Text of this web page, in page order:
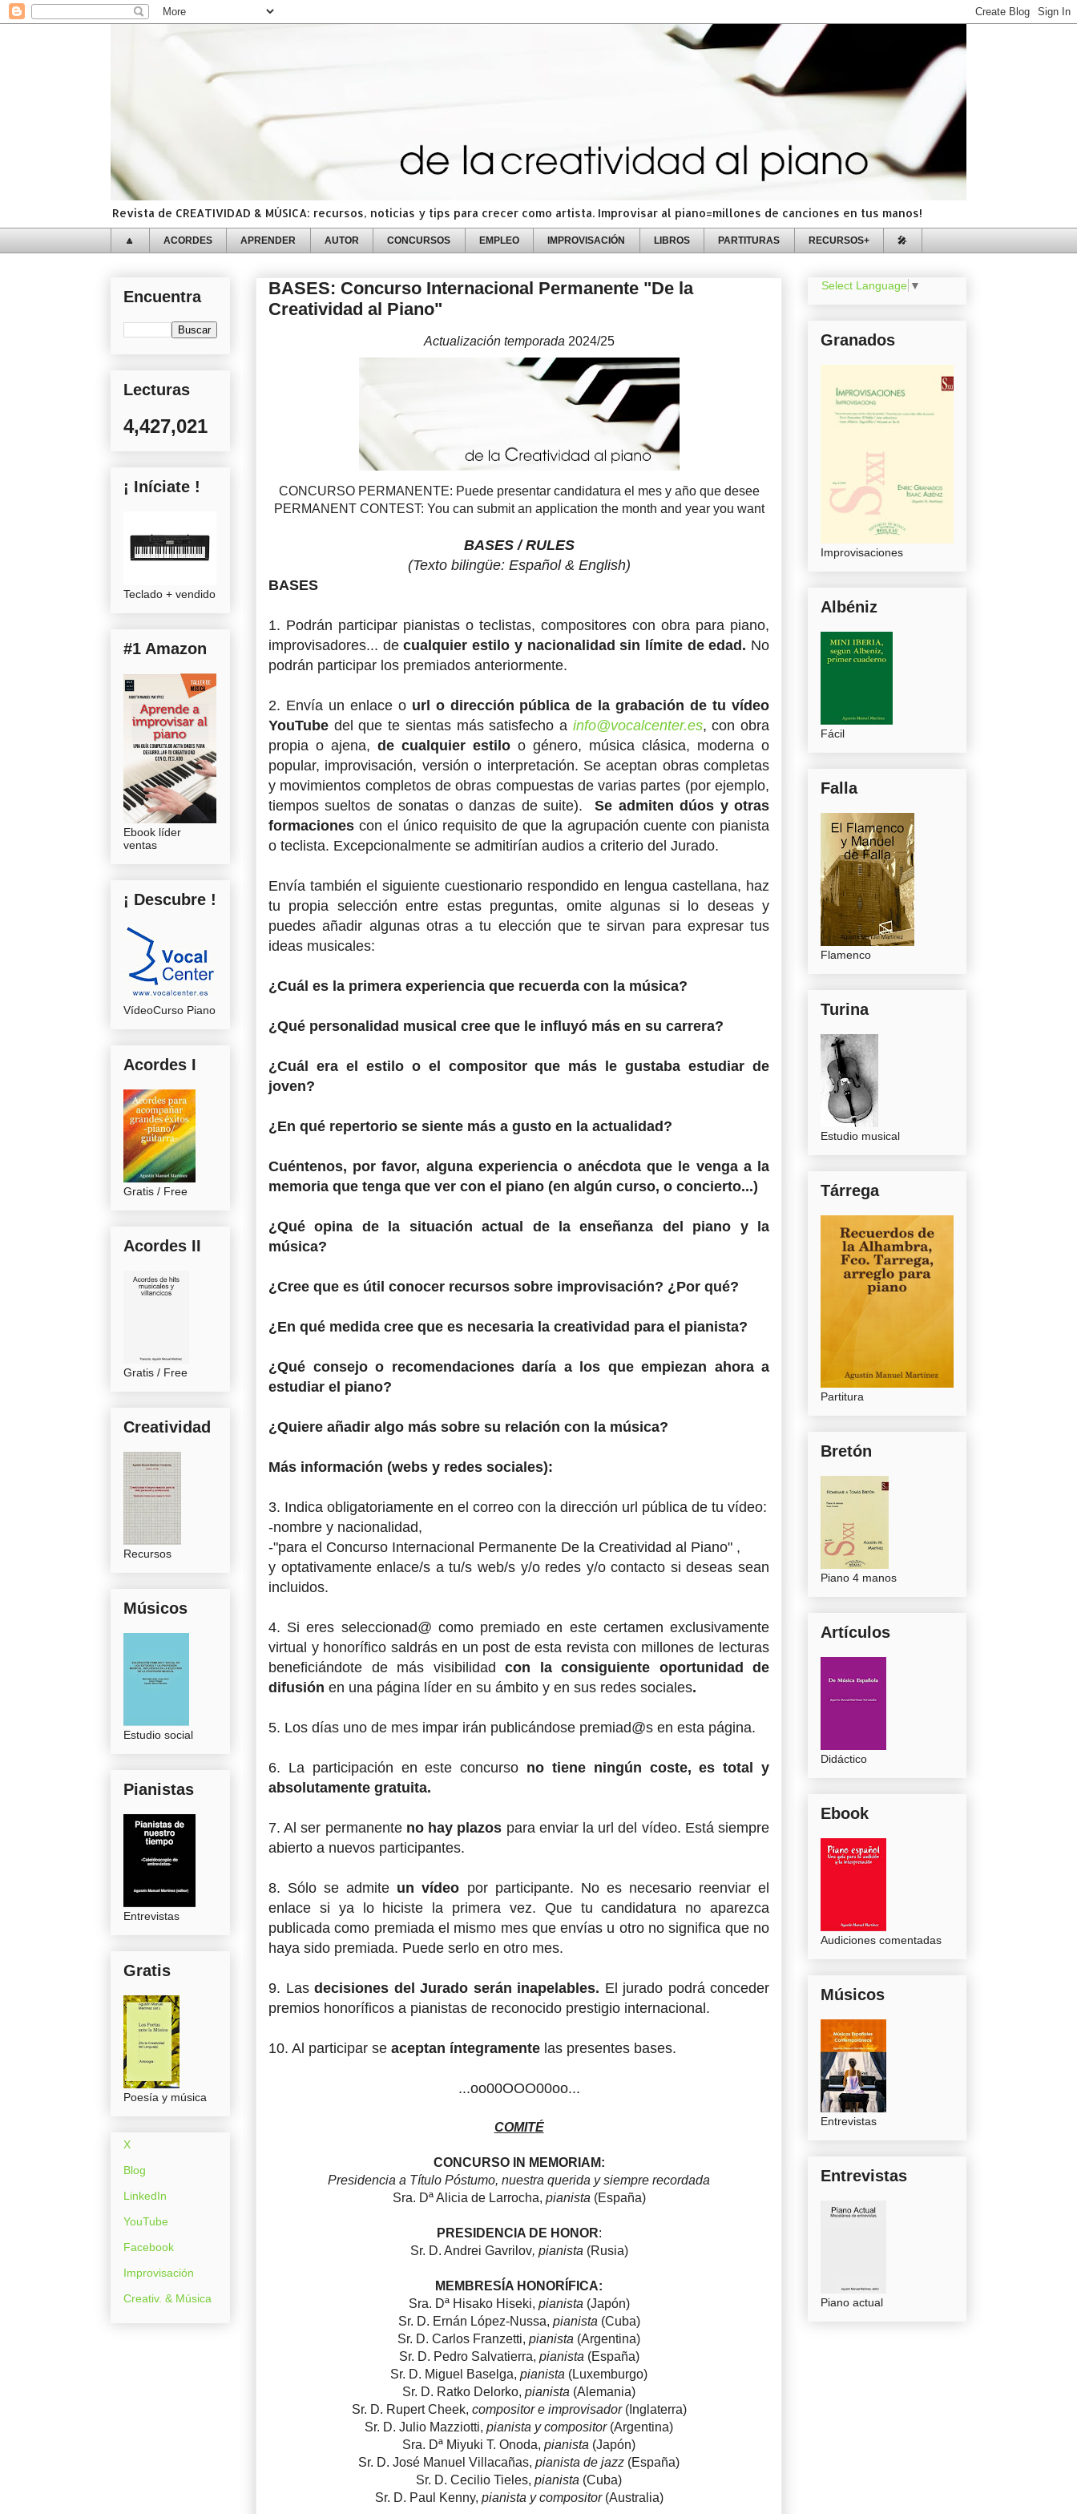
Revista de CREATIVIDAD & MÚSICA: recursos, noticias y tips para crecer como artista. Improvisar al piano=millones de canciones en tus manos!
🔼 ACORDES APRENDER AUTOR CONCURSOS EMPLEO IMPROVISACIÓN LIBROS PARTITURAS RECURSOS+ 🎤
BASES: Concurso Internacional Permanente "De la
Creatividad al Piano"
Actualización temporada 2024/25
CONCURSO PERMANENTE: Puede presentar candidatura el mes y año que desee
PERMANENT CONTEST: You can submit an application the month and year you want
BASES / RULES
(Texto bilingüe: Español & English)
BASES
1. Podrán participar pianistas o teclistas, compositores con obra para piano,
improvisadores... decualquier estilo y nacionalidad sin límite de edad. No
podrán participar los premiados anteriormente.
2. Envía un enlace o url o dirección pública de la grabación de tu vídeo
YouTube del que te sientas más satisfecho a info@vocalcenter.es, con obra
propia o ajena, de cualquier estilo o género, música clásica, moderna o
popular, improvisación, versión o interpretación. Se aceptan obras completas
y movimientos completos de obras compuestas de varias partes (por ejemplo,
tiempos sueltos de sonatas o danzas de suite).Se admiten dúos y otras
formaciones con el único requisito de que la agrupación cuente con pianista
o teclista. Excepcionalmente se admitirían audios a criterio del Jurado.
Envía también el siguiente cuestionario respondido en lengua castellana, haz
tu propia selección entre estas preguntas, omite algunas si lo deseas y
puedes añadir algunas otras a tu elección que te sirvan para expresar tus
ideas musicales:
¿Cuál es la primera experiencia que recuerda con la música?
¿Qué personalidad musical cree que le influyó más en su carrera?
¿Cuál era el estilo o el compositor que más le gustaba estudiar de
joven?
¿En qué repertorio se siente más a gusto en la actualidad?
Cuéntenos, por favor, alguna experiencia o anécdota que le venga a la
memoria que tenga que ver con el piano (en algún curso, o concierto...)
¿Qué opina de la situación actual de la enseñanza del piano y la
música?
¿Cree que es útil conocer recursos sobre improvisación? ¿Por qué?
¿En qué medida cree que es necesaria la creatividad para el pianista?
¿Qué consejo o recomendaciones daría a los que empiezan ahora a
estudiar el piano?
¿Quiere añadir algo más sobre su relación con la música?
Más información (webs y redes sociales):
3. Indica obligatoriamente en el correo con la dirección url pública de tu vídeo:
-nombre y nacionalidad,
-"para el Concurso Internacional Permanente De la Creatividad al Piano" ,
y optativamente enlace/s a tu/s web/s y/o redes y/o contacto si deseas sean
incluidos.
4. Si eres seleccionad@ como premiado en este certamen exclusivamente
virtual y honorífico saldrás en un post de esta revista con millones de lecturas
beneficiándote de más visibilidad con la consiguiente oportunidad de
difusión en una página líder en su ámbito y en sus redes sociales.
5. Los días uno de mes impar irán publicándose premiad@s en esta página.
6. La participación en este concurso no tiene ningún coste, es total y
absolutamente gratuita.
7. Al ser permanenteno hay plazos para enviar la url del vídeo. Está siempre
abierto a nuevos participantes.
8. Sólo se admite un vídeo por participante. No es necesario reenviar el
enlace si ya lo hiciste la primera vez. Que tu candidatura no aparezca
publicada como premiada el mismo mes que envías u otro no significa que no
haya sido premiada. Puede serlo en otro mes.
9. Las decisiones del Jurado serán inapelables. El jurado podrá conceder
premios honoríficos a pianistas de reconocido prestigio internacional.
10. Al participar se aceptan íntegramente las presentes bases.
...oo00OOO00oo...
COMITÉ
CONCURSO IN MEMORIAM:
Presidencia a Título Póstumo, nuestra querida y siempre recordada
Sra. Dª Alicia de Larrocha, pianista (España)
PRESIDENCIA DE HONOR:
Sr. D. Andrei Gavrilov, pianista (Rusia)
MEMBRESÍA HONORÍFICA:
Sra. Dª Hisako Hiseki, pianista (Japón)
Sr. D. Ernán López-Nussa, pianista (Cuba)
Sr. D. Carlos Franzetti, pianista (Argentina)
Sr. D. Pedro Salvatierra, pianista (España)
Sr. D. Miguel Baselga, pianista (Luxemburgo)
Sr. D. Ratko Delorko, pianista (Alemania)
Sr. D. Rupert Cheek, compositor e improvisador(Inglaterra)
Sr. D. Julio Mazziotti, pianista y compositor (Argentina)
Sra. Dª Miyuki T. Onoda, pianista (Japón)
Sr. D. José Manuel Villacañas, pianista de jazz (España)
Sr. D. Cecilio Tieles, pianista (Cuba)
Sr. D. Paul Kenny, pianista y compositor (Australia)
Encuentra
Lecturas
4,427,021
¡ Iníciate !
Teclado + vendido
#1 Amazon
Ebook líder
ventas
¡ Descubre !
VídeoCurso Piano
Acordes I
Gratis / Free
Acordes II
Gratis / Free
Creatividad
Recursos
Músicos
Estudio social
Pianistas
Entrevistas
Gratis
Poesía y música
X
Blog
LinkedIn
YouTube
Facebook
Improvisación
Creativ. & Música
Select Language ▼
Granados
Improvisaciones
Albéniz
Fácil
Falla
Flamenco
Turina
Estudio musical
Tárrega
Partitura
Bretón
Piano 4 manos
Artículos
Didáctico
Ebook
Audiciones comentadas
Músicos
Entrevistas
Entrevistas
Piano actual